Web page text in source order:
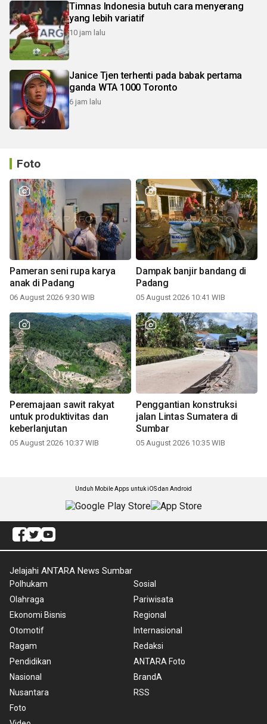
Timnas Indonesia butuh cara menyerang
yang lebih variatif
10 jam lalu
Janice Tjen terhenti pada babak pertama
ganda WTA 1000 Toronto
6 jam lalu
Foto
Pameran seni rupa karya
anak di Padang
06 August 2026 9:30 WIB
Dampak banjir bandang di
Padang
05 August 2026 10:41 WIB
Peremajaan sawit rakyat
untuk produktivitas dan
keberlanjutan
05 August 2026 10:37 WIB
Penggantian konstruksi
jalan Lintas Sumatera di
Sumbar
05 August 2026 10:35 WIB
Unduh Mobile Apps untuk iOS dan Android
Jelajahi ANTARA News Sumbar
Polhukam
Olahraga
Ekonomi Bisnis
Otomotif
Ragam
Pendidikan
Nasional
Nusantara
Foto
Sosial
Pariwisata
Regional
Internasional
Redaksi
ANTARA Foto
BrandA
RSS